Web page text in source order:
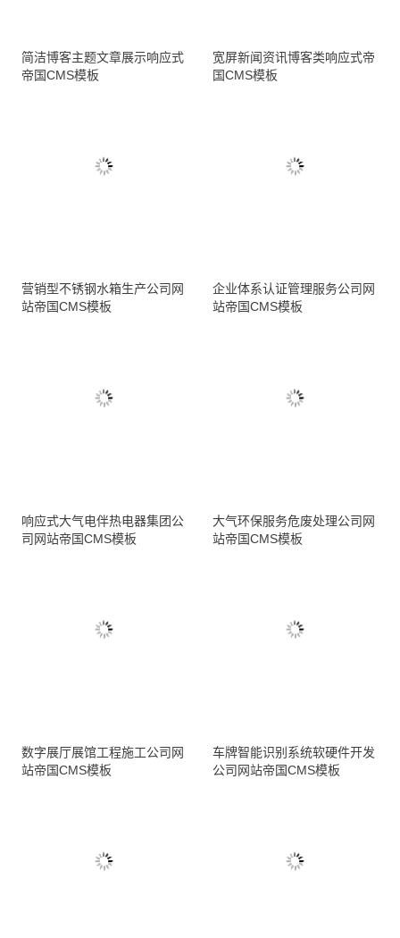
简洁博客主题文章展示响应式
帝国CMS模板
宽屏新闻资讯博客类响应式帝
国CMS模板
营销型不锈钢水箱生产公司网
站帝国CMS模板
企业体系认证管理服务公司网
站帝国CMS模板
响应式大气电伴热电器集团公
司网站帝国CMS模板
大气环保服务危废处理公司网
站帝国CMS模板
数字展厅展馆工程施工公司网
站帝国CMS模板
车牌智能识别系统软硬件开发
公司网站帝国CMS模板